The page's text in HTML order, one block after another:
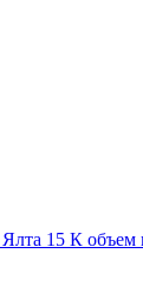
Ялта 15 К объем